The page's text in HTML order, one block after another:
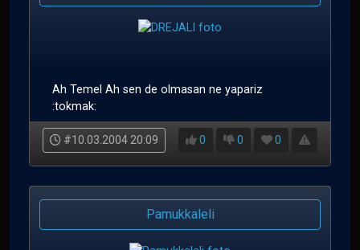
Ah Temel Ah sen de olmasan ne yapariz
:tokmak:
#10.03.2004 20:09 0 0 0
Pamukkaleli